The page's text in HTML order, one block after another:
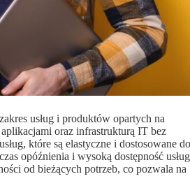
usług i produktów opartych na
oraz infrastrukturą IT bez
które są elastyczne i dostosowane do
opóźnienia i wysoką dostępność usług
od bieżących potrzeb, co pozwala na